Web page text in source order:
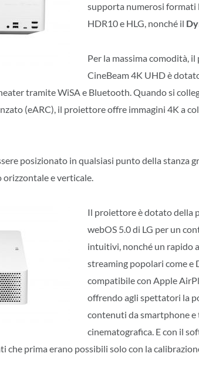
supporta numerosi formati
HDR10 e HLG, nonché il
Per la massima comodità,
CineBeam 4K UHD è
tramite WiSA e Bluetooth. Quando si
(eARC), il proiettore offre immagini 4K a
posizionato in qualsiasi punto della stanza
e verticale.
Il proiettore è dotato della
webOS 5.0 di LG per un
intuitivi, nonché un rapido
streaming popolari come e
compatibile con Apple
offrendo agli spettatori la
contenuti da smartphone e
cinematografica. E con il
che prima erano possibili solo con la